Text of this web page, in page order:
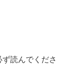
読んでくださ